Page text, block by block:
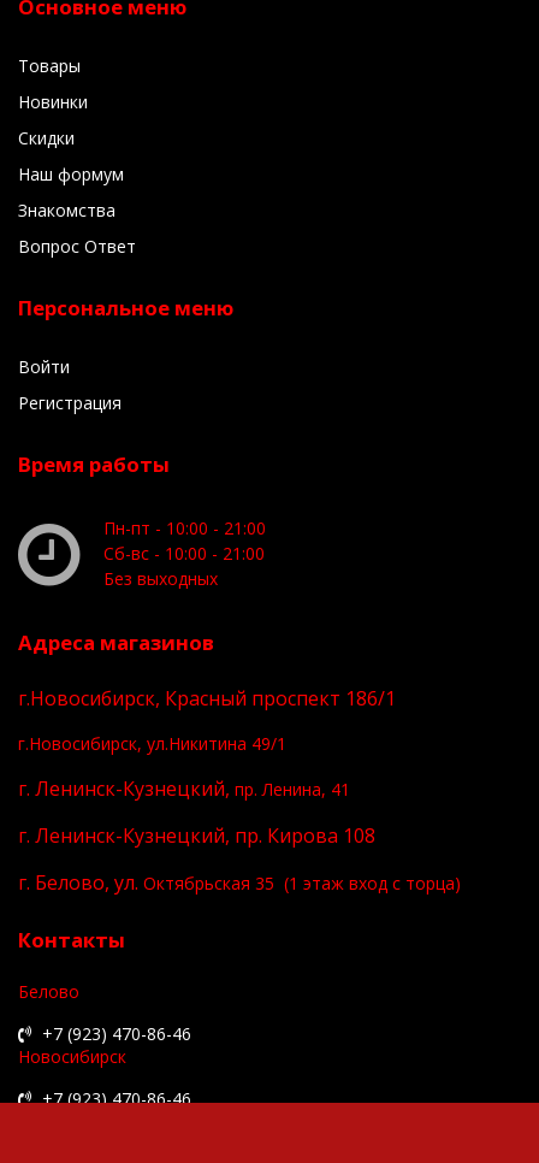
Основное меню
Товары
Новинки
Скидки
Наш формум
Знакомства
Вопрос Ответ
Персональное меню
Войти
Регистрация
Время работы
Пн-пт - 10:00 - 21:00
Сб-вс - 10:00 - 21:00
Без выходных
Адреса магазинов
г.Новосибирск, Красный проспект 186/1
г.Новосибирск, ул.Никитина 49/1
г. Ленинск-Кузнецкий, пр. Ленина, 41
г. Ленинск-Кузнецкий, пр. Кирова 108
г. Белово, ул. Октябрьская 35 (1 этаж вход с торца)
Контакты
Белово
+7 (923) 470-86-46
Новосибирск
+7 (923) 470-86-46